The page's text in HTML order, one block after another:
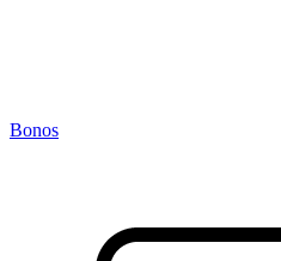
Bonos